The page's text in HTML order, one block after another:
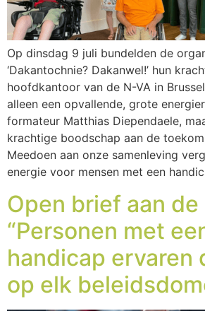
Op dinsdag 9 juli bundelden de
‘Dakantochnie? Dakanwel!’ hun
hoofdkantoor van de N-VA in
alleen een opvallende, grote
formateur Matthias Diependaele,
krachtige boodschap aan de
Meedoen aan onze samenleving
energie voor mensen met een
Open brief aan
“Personen met
handicap ervaren
op elk